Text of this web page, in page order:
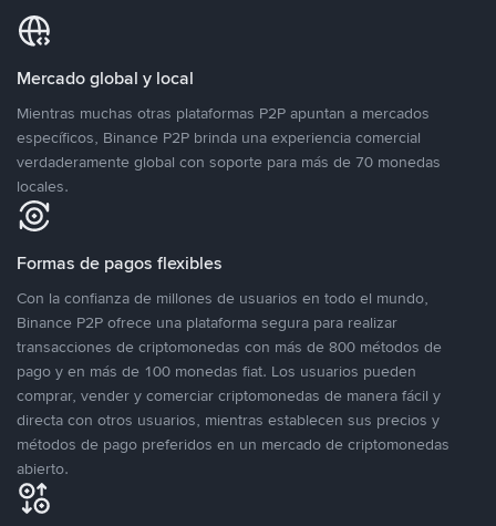
Mercado global y local
Mientras muchas otras plataformas P2P apuntan a mercados
específicos, Binance P2P brinda una experiencia comercial
verdaderamente global con soporte para más de 70 monedas
locales.
Formas de pagos flexibles
Con la confianza de millones de usuarios en todo el mundo,
Binance P2P ofrece una plataforma segura para realizar
transacciones de criptomonedas con más de 800 métodos de
pago y en más de 100 monedas fiat. Los usuarios pueden
comprar, vender y comerciar criptomonedas de manera fácil y
directa con otros usuarios, mientras establecen sus precios y
métodos de pago preferidos en un mercado de criptomonedas
abierto.